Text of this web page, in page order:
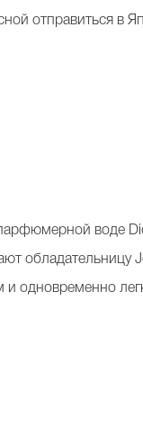
отправиться в
воде
обладательницу
и одновременно